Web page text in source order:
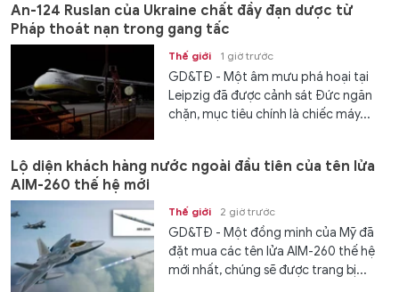
An-124 Ruslan của Ukraine chất đầy đạn dược từ
Pháp thoát nạn trong gang tấc
Thế giới 1 giờ trước
GD&TĐ - Một âm mưu phá hoại tại
Leipzig đã được cảnh sát Đức ngăn
chặn, mục tiêu chính là chiếc máy...
Lộ diện khách hàng nước ngoài đầu tiên của tên lửa
AIM-260 thế hệ mới
Thế giới 2 giờ trước
GD&TĐ - Một đồng minh của Mỹ đã
đặt mua các tên lửa AIM-260 thế hệ
mới nhất, chúng sẽ được trang bị...